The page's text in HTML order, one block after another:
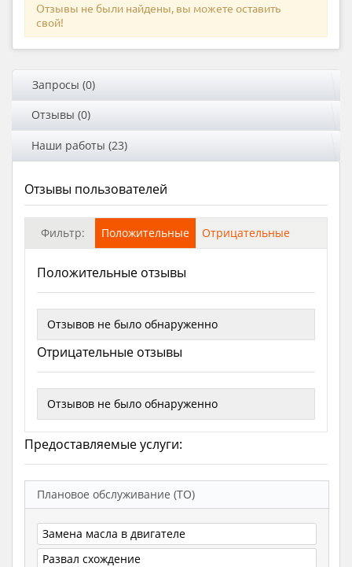
Отзывы не были найдены, вы можете оставить
свой!
Запросы (0)
Отзывы (0)
Наши работы (23)
Отзывы пользователей
Фильтр: Положительные Отрицательные
Положительные отзывы
Отзывов не было обнаруженно
Отрицательные отзывы
Отзывов не было обнаруженно
Предоставляемые услуги:
Плановое обслуживание (ТО)
Замена масла в двигателе
Развал схождение